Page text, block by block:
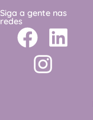
Siga a gente nas
redes